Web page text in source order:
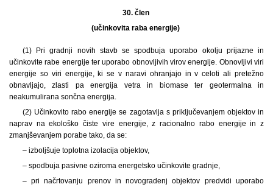
30. člen
(učinkovita raba energije)
(1) Pri gradnji novih stavb se spodbuja uporabo okolju prijazne in
učinkovite rabe energije ter uporabo obnovljivih virov energije. Obnovljivi viri
energije so viri energije, ki se v naravi ohranjajo in v celoti ali pretežno
obnavljajo, zlasti pa energija vetra in biomase ter geotermalna in
neakumulirana sončna energija.
(2) Učinkovito rabo energije se zagotavlja s priključevanjem objektov in
naprav na ekološko čiste vire energije, z racionalno rabo energije in z
zmanjševanjem porabe tako, da se:
– izboljšuje toplotna izolacija objektov,
– spodbuja pasivne oziroma energetsko učinkovite gradnje,
– pri načrtovanju prenov in novogradenj objektov predvidi uporabo